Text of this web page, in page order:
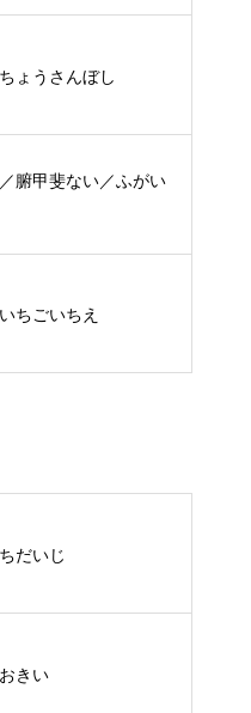
ょうさんぼし
腑甲斐ない／ふがい
ちごいちえ
だいじ
きい